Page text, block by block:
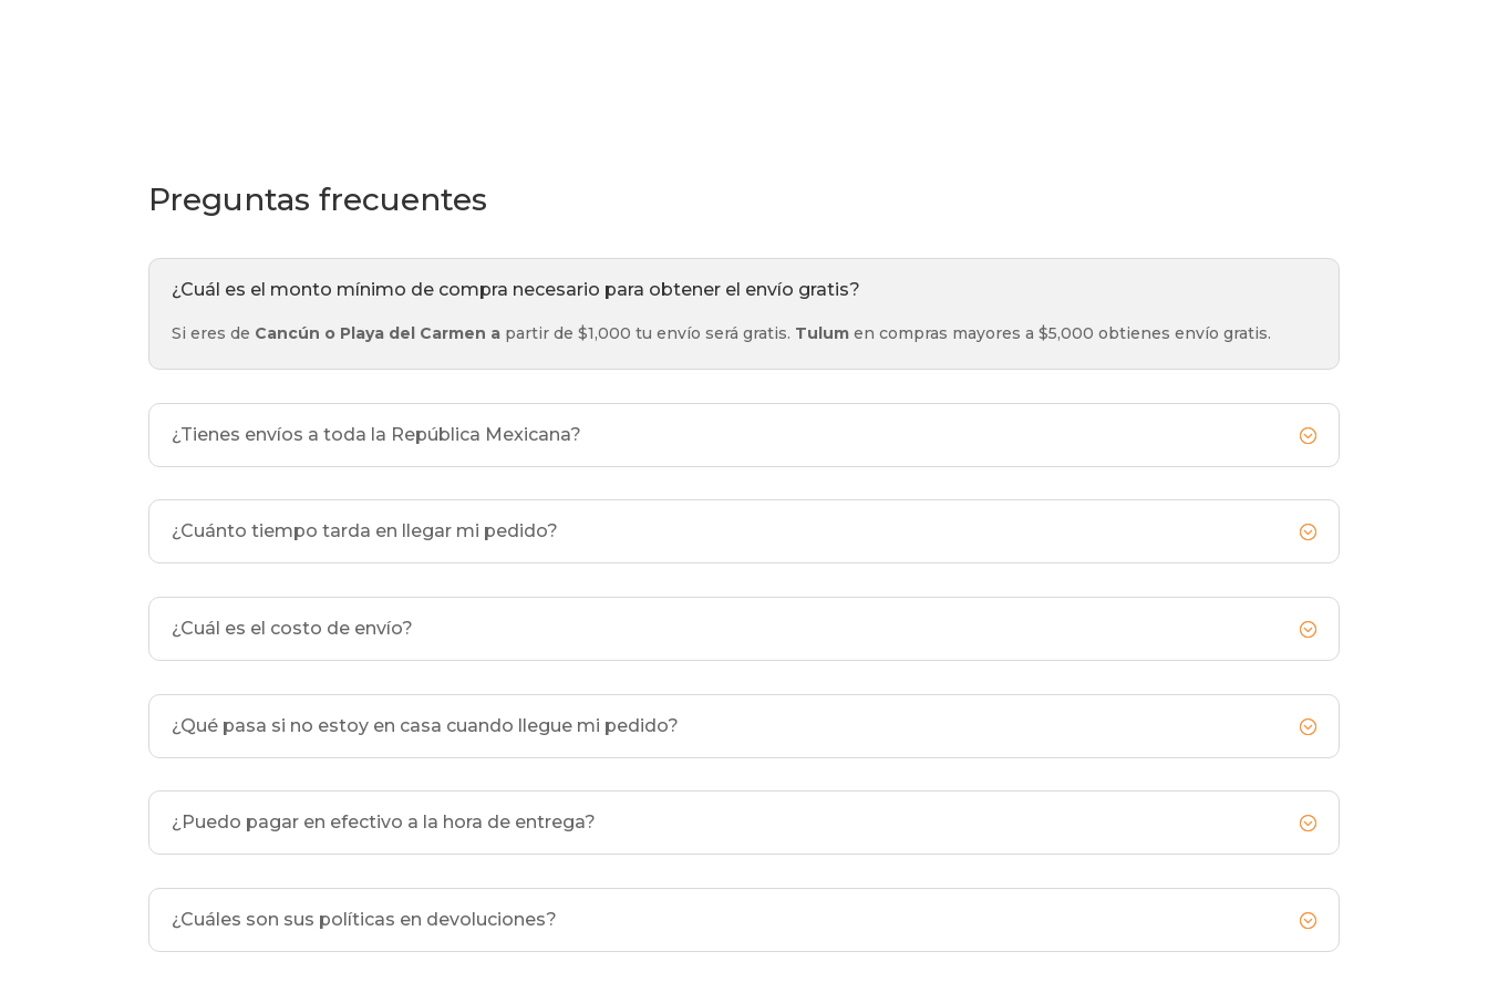
Preguntas frecuentes
¿Cuál es el monto mínimo de compra necesario para obtener el envío gratis?
Si eres de Cancún o Playa del Carmen a partir de $1,000 tu envío será gratis. Tulum en compras mayores a $5,000 obtienes envío gratis.
¿Tienes envíos a toda la República Mexicana?
¿Cuánto tiempo tarda en llegar mi pedido?
¿Cuál es el costo de envío?
¿Qué pasa si no estoy en casa cuando llegue mi pedido?
¿Puedo pagar en efectivo a la hora de entrega?
¿Cuáles son sus políticas en devoluciones?